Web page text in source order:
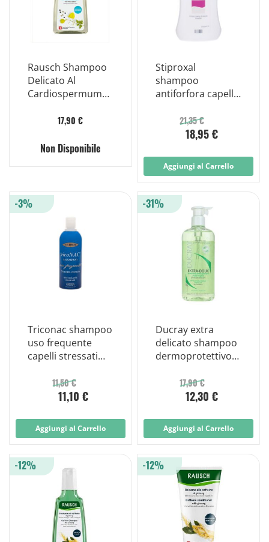
Rausch Shampoo
Delicato Al
Cardiospermum
17,90 €
Non Disponibile
Stiproxal
shampoo
antiforfora capelli
21,35 €
18,95 €
Aggiungi al Carrello
Triconac shampoo
uso frequente
capelli stressati
11,50 €
11,10 €
-3%
Aggiungi al Carrello
Ducray extra
delicato shampoo
dermoprotettivo
17,90 €
12,30 €
-31%
Aggiungi al Carrello
-12% -12%